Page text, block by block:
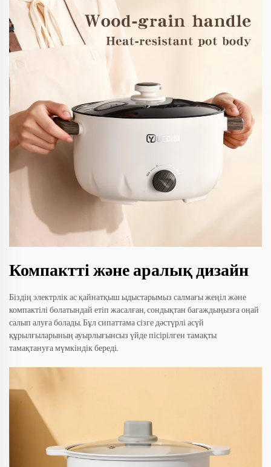
Компактті және аралық дизайн
Біздің электрлік ас қайнатқыш ыдыстарымыз салмағы жеңіл және
компактілі болатындай етіп жасалған, сондықтан багаждыңызға оңай
салып алуға болады. Бұл сипаттама сізге дәстүрлі асүй
құрылғыларының ауырлығынсыз үйде пісірілген тамақты
тамақтануға мүмкіндік береді.